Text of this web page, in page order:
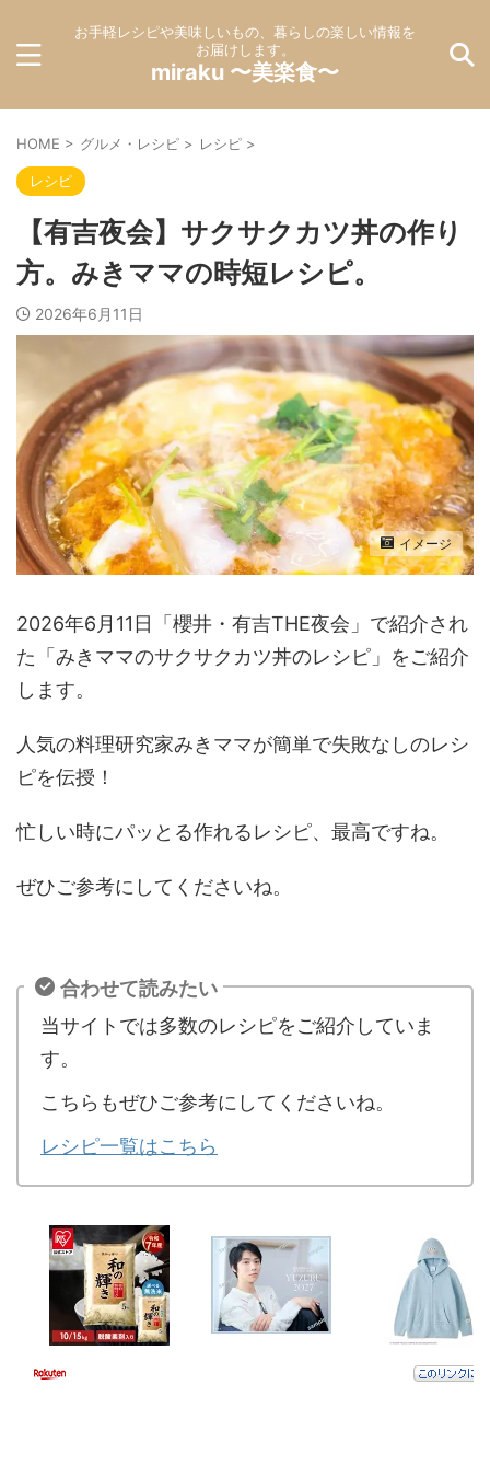
お手軽レシピや美味しいもの、暮らしの楽しい情報を
お届けします。
miraku 〜美楽食〜
HOME > グルメ・レシピ > レシピ >
レシピ
【有吉夜会】サクサクカツ丼の作り
方。みきママの時短レシピ。
2026年6月11日
イメージ
2026年6月11日「櫻井・有吉THE夜会」で紹介され
た「みきママのサクサクカツ丼のレシピ」をご紹介
します。
人気の料理研究家みきママが簡単で失敗なしのレシ
ピを伝授！
忙しい時にパッとる作れるレシピ、最高ですね。
ぜひご参考にしてくださいね。
合わせて読みたい
当サイトでは多数のレシピをご紹介していま
す。
こちらもぜひご参考にしてくださいね。
レシピ一覧はこちら